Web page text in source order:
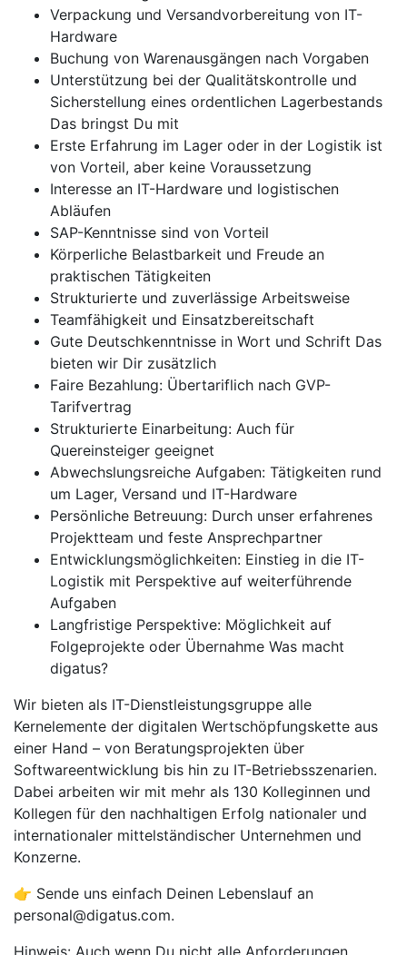
Verpackung und Versandvorbereitung von IT-
Hardware
Buchung von Warenausgängen nach Vorgaben
Unterstützung bei der Qualitätskontrolle und
Sicherstellung eines ordentlichen Lagerbestands
Das bringst Du mit
Erste Erfahrung im Lager oder in der Logistik ist
von Vorteil, aber keine Voraussetzung
Interesse an IT-Hardware und logistischen
Abläufen
SAP-Kenntnisse sind von Vorteil
Körperliche Belastbarkeit und Freude an
praktischen Tätigkeiten
Strukturierte und zuverlässige Arbeitsweise
Teamfähigkeit und Einsatzbereitschaft
Gute Deutschkenntnisse in Wort und Schrift Das
bieten wir Dir zusätzlich
Faire Bezahlung: Übertariflich nach GVP-
Tarifvertrag
Strukturierte Einarbeitung: Auch für
Quereinsteiger geeignet
Abwechslungsreiche Aufgaben: Tätigkeiten rund
um Lager, Versand und IT-Hardware
Persönliche Betreuung: Durch unser erfahrenes
Projektteam und feste Ansprechpartner
Entwicklungsmöglichkeiten: Einstieg in die IT-
Logistik mit Perspektive auf weiterführende
Aufgaben
Langfristige Perspektive: Möglichkeit auf
Folgeprojekte oder Übernahme Was macht
digatus?
Wir bieten als IT-Dienstleistungsgruppe alle
Kernelemente der digitalen Wertschöpfungskette aus
einer Hand – von Beratungsprojekten über
Softwareentwicklung bis hin zu IT-Betriebsszenarien.
Dabei arbeiten wir mit mehr als 130 Kolleginnen und
Kollegen für den nachhaltigen Erfolg nationaler und
internationaler mittelständischer Unternehmen und
Konzerne.
👉 Sende uns einfach Deinen Lebenslauf an
personal@digatus.com.
Hinweis: Auch wenn Du nicht alle Anforderungen